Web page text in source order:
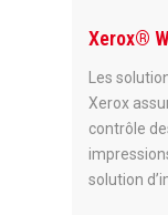
Xerox®
Les
Xerox
contrôle
solution